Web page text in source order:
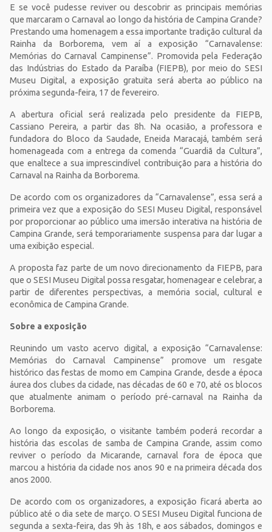
E se você pudesse reviver ou descobrir as principais memórias
que marcaram o Carnaval ao longo da história de Campina Grande?
Prestando uma homenagem a essa importante tradição cultural da
Rainha da Borborema, vem aí a exposição “Carnavalense:
Memórias do Carnaval Campinense”. Promovida pela Federação
das Indústrias do Estado da Paraíba (FIEPB), por meio do SESI
Museu Digital, a exposição gratuita será aberta ao público na
próxima segunda-feira, 17 de fevereiro.
A abertura oficial será realizada pelo presidente da FIEPB,
Cassiano Pereira, a partir das 8h. Na ocasião, a professora e
fundadora do Bloco da Saudade, Eneida Maracajá, também será
homenageada com a entrega da comenda “Guardiã da Cultura”,
que enaltece a sua imprescindível contribuição para a história do
Carnaval na Rainha da Borborema.
De acordo com os organizadores da “Carnavalense”, essa será a
primeira vez que a exposição do SESI Museu Digital, responsável
por proporcionar ao público uma imersão interativa na história de
Campina Grande, será temporariamente suspensa para dar lugar a
uma exibição especial.
A proposta faz parte de um novo direcionamento da FIEPB, para
que o SESI Museu Digital possa resgatar, homenagear e celebrar, a
partir de diferentes perspectivas, a memória social, cultural e
econômica de Campina Grande.
Sobre a exposição
Reunindo um vasto acervo digital, a exposição “Carnavalense:
Memórias do Carnaval Campinense” promove um resgate
histórico das festas de momo em Campina Grande, desde a época
áurea dos clubes da cidade, nas décadas de 60 e 70, até os blocos
que atualmente animam o período pré-carnaval na Rainha da
Borborema.
Ao longo da exposição, o visitante também poderá recordar a
história das escolas de samba de Campina Grande, assim como
reviver o período da Micarande, carnaval fora de época que
marcou a história da cidade nos anos 90 e na primeira década dos
anos 2000.
De acordo com os organizadores, a exposição ficará aberta ao
público até o dia sete de março. O SESI Museu Digital funciona de
segunda a sexta-feira, das 9h às 18h, e aos sábados, domingos e